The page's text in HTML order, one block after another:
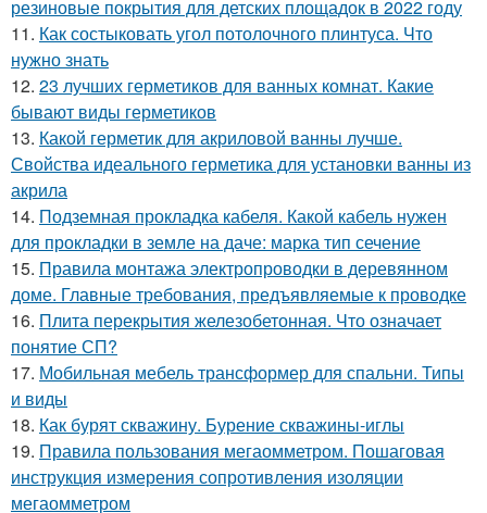
резиновые покрытия для детских площадок в 2022 году
11. Как состыковать угол потолочного плинтуса. Что
нужно знать
12. 23 лучших герметиков для ванных комнат. Какие
бывают виды герметиков
13. Какой герметик для акриловой ванны лучше.
Свойства идеального герметика для установки ванны из
акрила
14. Подземная прокладка кабеля. Какой кабель нужен
для прокладки в земле на даче: марка тип сечение
15. Правила монтажа электропроводки в деревянном
доме. Главные требования, предъявляемые к проводке
16. Плита перекрытия железобетонная. Что означает
понятие СП?
17. Мобильная мебель трансформер для спальни. Типы
и виды
18. Как бурят скважину. Бурение скважины-иглы
19. Правила пользования мегаомметром. Пошаговая
инструкция измерения сопротивления изоляции
мегаомметром